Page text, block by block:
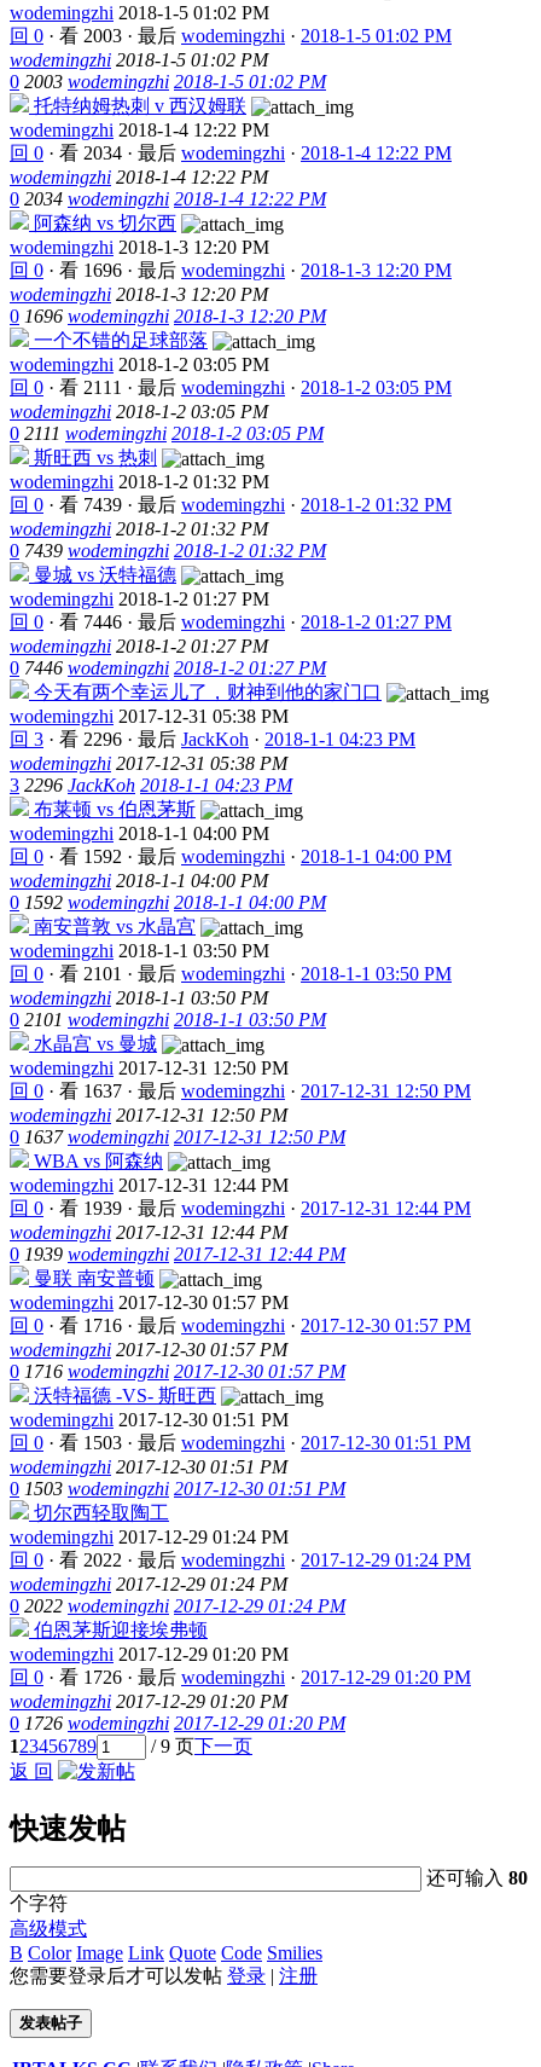
wodemingzhi 2018-1-5 01:02 PM
回 0 · 看 2003 · 最后 wodemingzhi · 2018-1-5 01:02 PM
wodemingzhi 2018-1-5 01:02 PM
0 2003 wodemingzhi 2018-1-5 01:02 PM
托特纳姆热刺 v 西汉姆联
wodemingzhi 2018-1-4 12:22 PM
回 0 · 看 2034 · 最后 wodemingzhi · 2018-1-4 12:22 PM
wodemingzhi 2018-1-4 12:22 PM
0 2034 wodemingzhi 2018-1-4 12:22 PM
阿森纳 vs 切尔西
wodemingzhi 2018-1-3 12:20 PM
回 0 · 看 1696 · 最后 wodemingzhi · 2018-1-3 12:20 PM
wodemingzhi 2018-1-3 12:20 PM
0 1696 wodemingzhi 2018-1-3 12:20 PM
一个不错的足球部落
wodemingzhi 2018-1-2 03:05 PM
回 0 · 看 2111 · 最后 wodemingzhi · 2018-1-2 03:05 PM
wodemingzhi 2018-1-2 03:05 PM
0 2111 wodemingzhi 2018-1-2 03:05 PM
斯旺西 vs 热刺
wodemingzhi 2018-1-2 01:32 PM
回 0 · 看 7439 · 最后 wodemingzhi · 2018-1-2 01:32 PM
wodemingzhi 2018-1-2 01:32 PM
0 7439 wodemingzhi 2018-1-2 01:32 PM
曼城 vs 沃特福德
wodemingzhi 2018-1-2 01:27 PM
回 0 · 看 7446 · 最后 wodemingzhi · 2018-1-2 01:27 PM
wodemingzhi 2018-1-2 01:27 PM
0 7446 wodemingzhi 2018-1-2 01:27 PM
今天有两个幸运儿了，财神到他的家门口
wodemingzhi 2017-12-31 05:38 PM
回 3 · 看 2296 · 最后 JackKoh · 2018-1-1 04:23 PM
wodemingzhi 2017-12-31 05:38 PM
3 2296 JackKoh 2018-1-1 04:23 PM
布莱顿 vs 伯恩茅斯
wodemingzhi 2018-1-1 04:00 PM
回 0 · 看 1592 · 最后 wodemingzhi · 2018-1-1 04:00 PM
wodemingzhi 2018-1-1 04:00 PM
0 1592 wodemingzhi 2018-1-1 04:00 PM
南安普敦 vs 水晶宫
wodemingzhi 2018-1-1 03:50 PM
回 0 · 看 2101 · 最后 wodemingzhi · 2018-1-1 03:50 PM
wodemingzhi 2018-1-1 03:50 PM
0 2101 wodemingzhi 2018-1-1 03:50 PM
水晶宫 vs 曼城
wodemingzhi 2017-12-31 12:50 PM
回 0 · 看 1637 · 最后 wodemingzhi · 2017-12-31 12:50 PM
wodemingzhi 2017-12-31 12:50 PM
0 1637 wodemingzhi 2017-12-31 12:50 PM
WBA vs 阿森纳
wodemingzhi 2017-12-31 12:44 PM
回 0 · 看 1939 · 最后 wodemingzhi · 2017-12-31 12:44 PM
wodemingzhi 2017-12-31 12:44 PM
0 1939 wodemingzhi 2017-12-31 12:44 PM
曼联 南安普顿
wodemingzhi 2017-12-30 01:57 PM
回 0 · 看 1716 · 最后 wodemingzhi · 2017-12-30 01:57 PM
wodemingzhi 2017-12-30 01:57 PM
0 1716 wodemingzhi 2017-12-30 01:57 PM
沃特福德 -VS- 斯旺西
wodemingzhi 2017-12-30 01:51 PM
回 0 · 看 1503 · 最后 wodemingzhi · 2017-12-30 01:51 PM
wodemingzhi 2017-12-30 01:51 PM
0 1503 wodemingzhi 2017-12-30 01:51 PM
切尔西轻取陶工
wodemingzhi 2017-12-29 01:24 PM
回 0 · 看 2022 · 最后 wodemingzhi · 2017-12-29 01:24 PM
wodemingzhi 2017-12-29 01:24 PM
0 2022 wodemingzhi 2017-12-29 01:24 PM
伯恩茅斯迎接埃弗顿
wodemingzhi 2017-12-29 01:20 PM
回 0 · 看 1726 · 最后 wodemingzhi · 2017-12-29 01:20 PM
wodemingzhi 2017-12-29 01:20 PM
0 1726 wodemingzhi 2017-12-29 01:20 PM
123456789 / 9 页下一页
返 回
快速发帖
还可输入80
个字符
高级模式
B Color Image Link Quote Code Smilies
您需要登录后才可以发帖 登录 | 注册
发表帖子